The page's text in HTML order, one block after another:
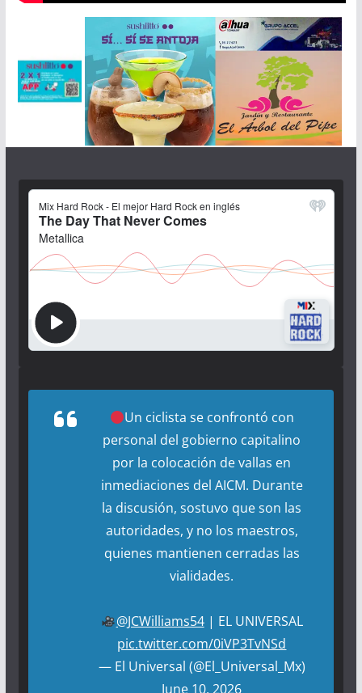
Un ciclista se confrontó con
personal del gobierno capitalino
por la colocación de vallas en
inmediaciones del AICM. Durante
la discusión, sostuvo que son las
autoridades, y no los maestros,
quienes mantienen cerradas las
vialidades.
@JCWilliams54| EL UNIVERSAL
pic.twitter.com/0iVP3TvNSd
— El Universal (@El_Universal_Mx)
June 10, 2026